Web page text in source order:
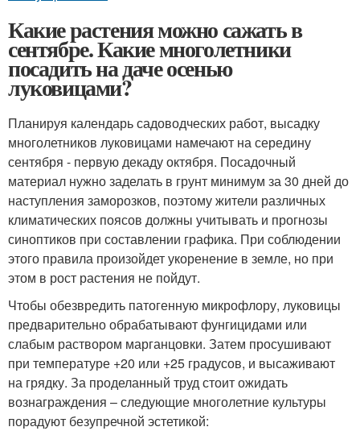
Какие растения можно сажать в
сентябре. Какие многолетники
посадить на даче осенью
луковицами?
Планируя календарь садоводческих работ, высадку
многолетников луковицами намечают на середину
сентября - первую декаду октября. Посадочный
материал нужно заделать в грунт минимум за 30 дней до
наступления заморозков, поэтому жители различных
климатических поясов должны учитывать и прогнозы
синоптиков при составлении графика. При соблюдении
этого правила произойдет укоренение в земле, но при
этом в рост растения не пойдут.
Чтобы обезвредить патогенную микрофлору, луковицы
предварительно обрабатывают фунгицидами или
слабым раствором марганцовки. Затем просушивают
при температуре +20 или +25 градусов, и высаживают
на грядку. За проделанный труд стоит ожидать
вознаграждения – следующие многолетние культуры
порадуют безупречной эстетикой: